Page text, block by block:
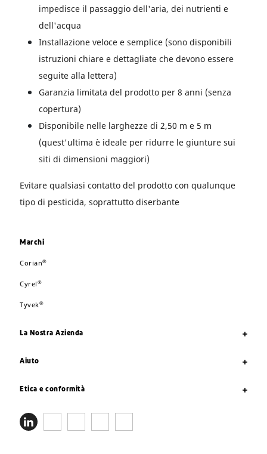
impedisce il passaggio dell'aria, dei nutrienti e
dell'acqua
Installazione veloce e semplice (sono disponibili
istruzioni chiare e dettagliate che devono essere
seguite alla lettera)
Garanzia limitata del prodotto per 8 anni (senza
copertura)
Disponibile nelle larghezze di 2,50 m e 5 m
(quest'ultima è ideale per ridurre le giunture sui
siti di dimensioni maggiori)
Evitare qualsiasi contatto del prodotto con qualunque
tipo di pesticida, soprattutto diserbante
Marchi
Corian®
Cyrel®
Tyvek®
La Nostra Azienda
Aiuto
Etica e conformità